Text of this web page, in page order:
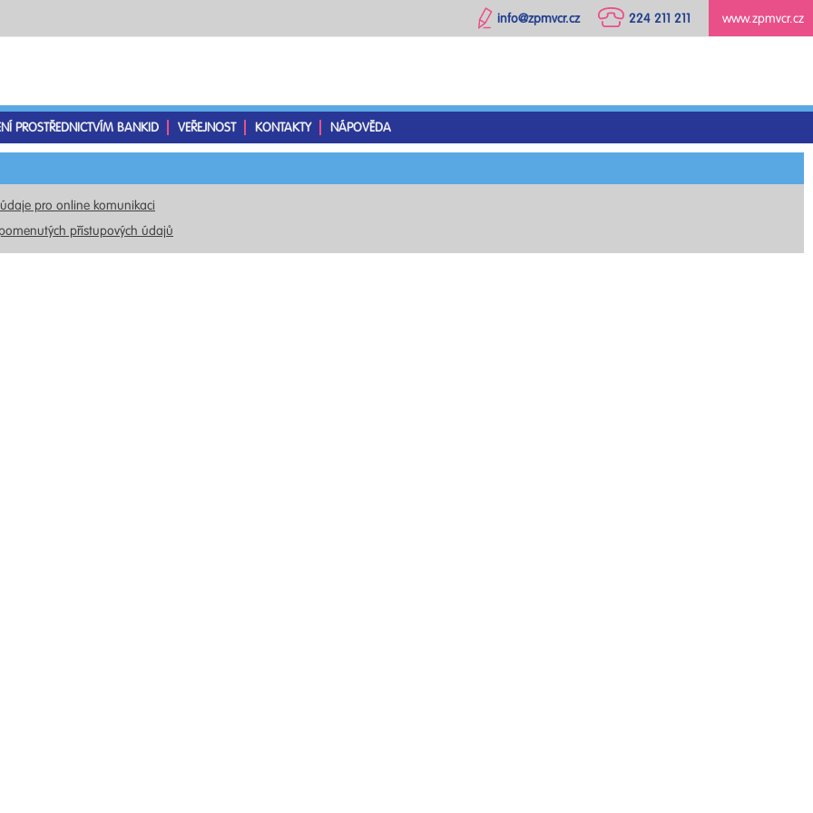
www.zpmvcr.cz
224 211 211
info@zpmvcr.cz
PROSTŘEDNICTVÍM BANKID VEŘEJNOST KONTAKTY NÁPOVĚDA
pro online komunikaci
přístupových údajů